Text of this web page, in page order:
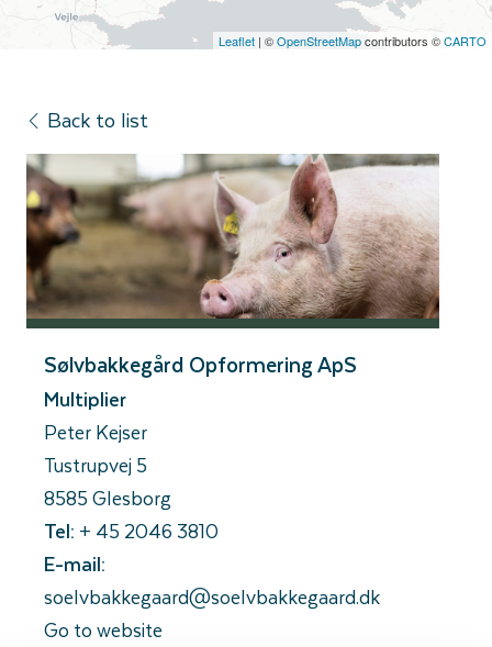
Back to list
Sølvbakkegård Opformering ApS
Multiplier
Peter Kejser
Tustrupvej 5
8585 Glesborg
Tel: + 45 2046 3810
E-mail:
soelvbakkegaard@soelvbakkegaard.dk
Go to website
Leaflet | ©OpenStreetMapcontributors ©CARTO